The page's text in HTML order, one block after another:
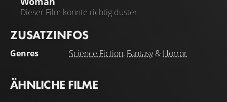
Dieser Film könnte richtig düster
ZUSATZINFOS
Genres Science Fiction, Fantasy& Horror
ÄHNLICHE FILME